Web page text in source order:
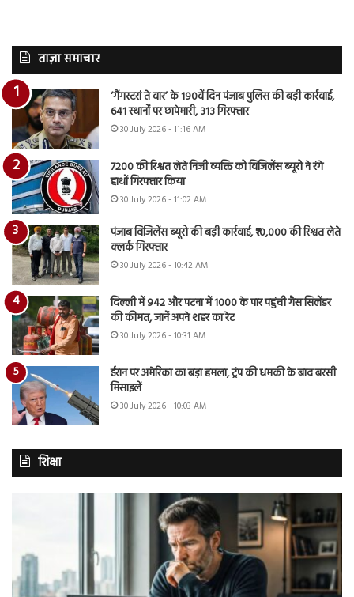
ताज़ा समाचार
‘गैंगस्टरां ते वार’ के 190वें दिन पंजाब पुलिस की बड़ी कार्रवाई,
641 स्थानों पर छापेमारी, 313 गिरफ्तार
30 July 2026 - 11:16 AM
7200 की रिश्वत लेते निजी व्यक्ति को विजिलेंस ब्यूरो ने रंगे
हाथों गिरफ्तार किया
30 July 2026 - 11:02 AM
पंजाब विजिलेंस ब्यूरो की बड़ी कार्रवाई, ₹10,000 की रिश्वत लेते
क्लर्क गिरफ्तार
30 July 2026 - 10:42 AM
दिल्ली में 942 और पटना में 1000 के पार पहुंची गैस सिलेंडर
की कीमत, जानें अपने शहर का रेट
30 July 2026 - 10:31 AM
ईरान पर अमेरिका का बड़ा हमला, ट्रंप की धमकी के बाद बरसी
मिसाइलें
30 July 2026 - 10:03 AM
शिक्षा